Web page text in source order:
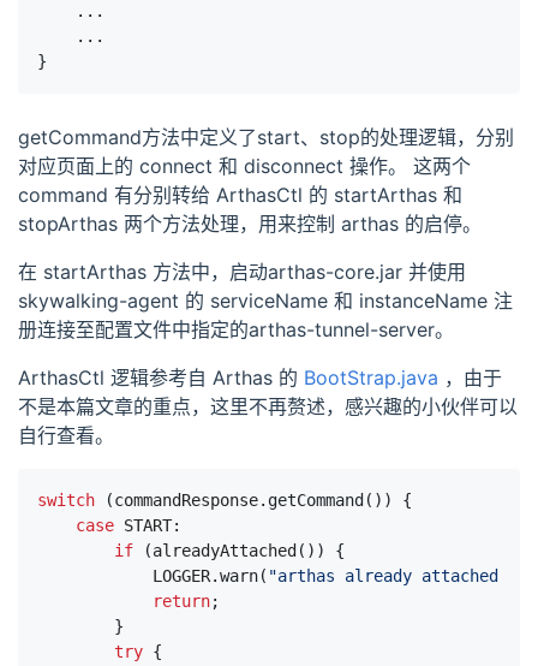
...
...
}
getCommand方法中定义了start、stop的处理逻辑，分别
对应页面上的 connect 和 disconnect 操作。 这两个
command 有分别转给 ArthasCtl 的 startArthas 和
stopArthas 两个方法处理，用来控制 arthas 的启停。
在 startArthas 方法中，启动arthas-core.jar 并使用
skywalking-agent 的 serviceName 和 instanceName 注
册连接至配置文件中指定的arthas-tunnel-server。
ArthasCtl 逻辑参考自 Arthas 的 BootStrap.java ，由于
不是本篇文章的重点，这里不再赘述，感兴趣的小伙伴可以
自行查看。
switch (commandResponse. getCommand ())
{
case START:
if
(alreadyAttached ())
{
LOGGER.warn( "arthas already attached,
return;
}
try {